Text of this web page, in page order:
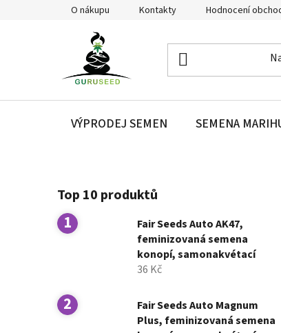
O nákupu Kontakty Hodnocení
VÝPRODEJ SEMEN SEMENA
o
s
t
n
n
Top 10 produktů
Fair Seeds Auto AK47,
feminizovaná semena
konopí, samonakvétací
36 Kč
Fair Seeds Auto Magnum
Plus, feminizovaná semena